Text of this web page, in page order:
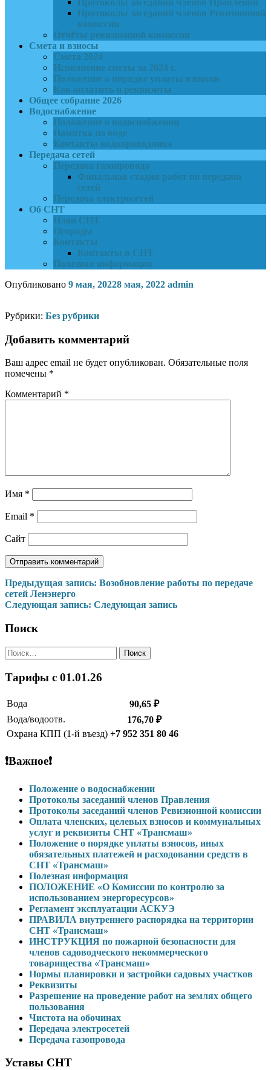
Протоколы заседаний членов Правления
Протоколы заседаний членов Ревизионной
комиссии
Отчёты ревизионной комиссии
Смета и взносы
Смета 2024
Исполнение сметы за 2024 г.
Положение о порядке уплаты взносов
Как оплатить и реквизиты
Общее собрание 2026
Водоснабжение
Положение о водоснабжении
Памятка по воде
Контакты водопроводчика
Передача сетей
Передача газопровода
Финальная стадия работ по передачи
сетей
Передача электросетей
Об СНТ
План СНТ
Огороды
Контакты
Контакты в СНТ
Полезная информация
Опубликовано 9 мая, 20228 мая, 2022 admin
Рубрики: Без рубрики
Добавить комментарий
Ваш адрес email не будет опубликован. Обязательные поля
помечены *
Комментарий *
Имя *
Email *
Сайт
Навигация
по
Предыдущая запись: Возобновление работы по передаче
сетей Ленэнерго
Следующая запись: Следующая запись
Поиск
Найти:
Тарифы c 01.01.26
Вода
90,65 ₽
Вода/водоотв.
176,70 ₽
Охрана КПП (1-й въезд) +7 952 351 80 46
❗Важное❗
Положение о водоснабжении
Протоколы заседаний членов Правления
Протоколы заседаний членов Ревизионной комиссии
Оплата членских, целевых взносов и коммунальных
услуг и реквизиты СНТ «Трансмаш»
Положение о порядке уплаты взносов, иных
обязательных платежей и расходовании средств в
СНТ «Трансмаш»
Полезная информация
ПОЛОЖЕНИЕ «О Комиссии по контролю за
использованием энергоресурсов»
Регламент эксплуатации АСКУЭ
ПРАВИЛА внутреннего распорядка на территории
СНТ «Трансмаш»
ИНСТРУКЦИЯ по пожарной безопасности для
членов садоводческого некоммерческого
товарищества «Трансмаш»
Нормы планировки и застройки садовых участков
Реквизиты
Разрешение на проведение работ на землях общего
пользования
Чистота на обочинах
Передача электросетей
Передача газопровода
Уставы СНТ